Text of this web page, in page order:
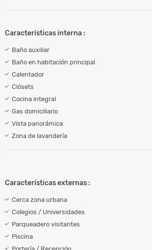
Características interna :
Baño auxiliar
Baño en habitación principal
Calentador
Clósets
Cocina integral
Gas domiciliario
Vista panorámica
Zona de lavandería
Características externas :
Cerca zona urbana
Colegios / Universidades
Parqueadero visitantes
Piscina